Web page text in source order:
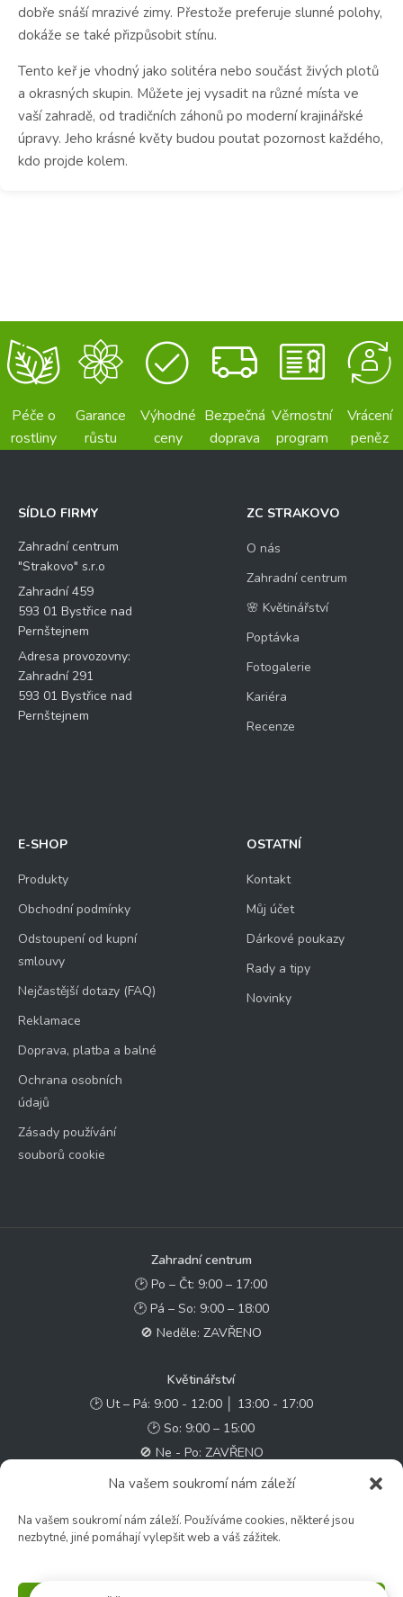
Na vašem soukromí nám záleží
Na vašem soukromí nám záleží. Používáme cookies, některé jsou
nezbytné, jiné pomáhají vylepšit web a váš zážitek.
dobře snáší mrazivé zimy. Přestože preferuje slunné polohy,
dokáže se také přizpůsobit stínu.
Tento keř je vhodný jako solitéra nebo součást živých plotů
a okrasných skupin. Můžete jej vysadit na různé místa ve
vaší zahradě, od tradičních záhonů po moderní krajinářské
úpravy. Jeho krásné květy budou poutat pozornost každého,
kdo projde kolem.
Péče o
rostliny
Garance
růstu
Výhodné
ceny
Bezpečná
doprava
Věrnostní
program
Vrácení
peněz
SÍDLO FIRMY
Zahradní centrum
"Strakovo" s.r.o
Zahradní 459
593 01 Bystřice nad
Pernštejnem
Adresa provozovny:
Zahradní 291
593 01 Bystřice nad
Pernštejnem
ZC STRAKOVO
O nás
Zahradní centrum
🌸 Květinářství
Poptávka
Fotogalerie
Kariéra
Recenze
E-SHOP
Produkty
Obchodní podmínky
Odstoupení od kupní
smlouvy
Nejčastější dotazy (FAQ)
Reklamace
Doprava, platba a balné
Ochrana osobních
údajů
Zásady používání
souborů cookie
OSTATNÍ
Kontakt
Můj účet
Dárkové poukazy
Rady a tipy
Novinky
Zahradní centrum
🕑 Po – Čt: 9:00 – 17:00
🕑 Pá – So: 9:00 – 18:00
🚫 Neděle: ZAVŘENO
Květinářství
🕑 Ut – Pá: 9:00 - 12:00 │ 13:00 - 17:00
🕑 So: 9:00 – 15:00
🚫 Ne - Po: ZAVŘENO
✉️ e-shop@zcstrakovo.cz